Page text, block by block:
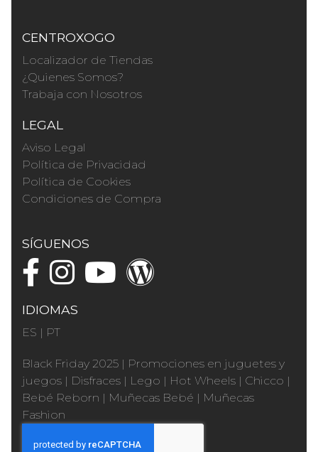
CENTROXOGO
Localizador de Tiendas
¿Quienes Somos?
Trabaja con Nosotros
LEGAL
Aviso Legal
Política de Privacidad
Política de Cookies
Condiciones de Compra
SÍGUENOS
IDIOMAS
ES | PT
Black Friday 2025 | Promociones en juguetes y
juegos | Disfraces | Lego | Hot Wheels | Chicco |
Bebé Reborn | Muñecas Bebé | Muñecas
Fashion